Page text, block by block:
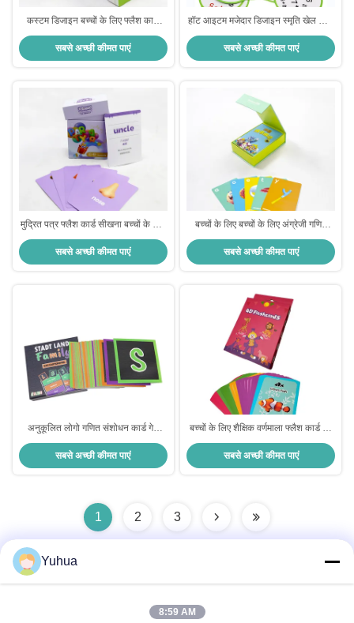
कस्टम डिजाइन बच्चों के लिए फ्लैश कार्ड
बच्चों के लिए मुद्रित सीखना चीनी अभ्यास
कार्ड
सबसे अच्छी कीमत पाएं
हॉट आइटम मजेदार डिजाइन स्मृति खेल कार्ड
बच्चों के लिए कस्टम फ्लैश कार्ड शैक्षिक
खिलौने
सबसे अच्छी कीमत पाएं
मुद्रित पत्र फ्लैश कार्ड सीखना बच्चों के लिए
कस्टम लोगो डिजाइन बुद्धि खिलौना
सबसे अच्छी कीमत पाएं
बच्चों के लिए बच्चों के लिए अंग्रेजी गणित
फ्लैश कार्ड CMYK / पैनटोन रंगों और
पर्यावरण के अनुकूल सामग्री के साथ
सबसे अच्छी कीमत पाएं
अनुकूलित लोगो गणित संशोधन कार्ड गेम
मुद्रण विनिर्माण प्रारंभिक शिक्षा फ्लैश कार्ड
सेट के साथ बच्चे के लिए बॉक्स
सबसे अच्छी कीमत पाएं
बच्चों के लिए शैक्षिक वर्णमाला फ्लैश कार्ड का
दोहरी बॉक्स सेट
सबसे अच्छी कीमत पाएं
1 2 3
Yuhua
8:59 AM